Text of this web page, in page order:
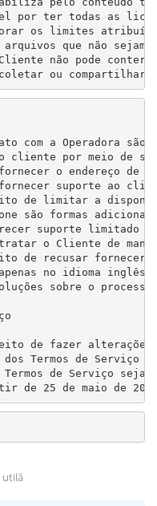
por ter todas as
os limites
que não sejam
Cliente não pode
ou compartilhar
com a Operadora
cliente por meio de
o endereço
fornecer suporte ao
de limitar a
são formas
suporte limitado
tratar o Cliente de
de recusar fornecer
no idioma
sobre o
de fazer alterações
Termos de Serviço
Termos de Serviço
de 25 de maio de